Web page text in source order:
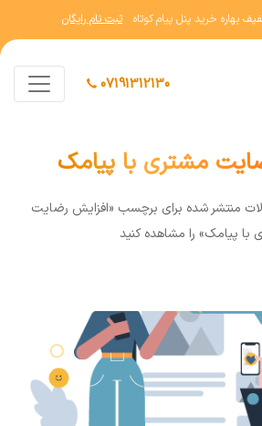
بهاره خرید پنل پیام کوتاه ثبت نام رایگان
07191312130
مشتری با پیامک
منتشر شده برای برچسب «افزایش رضایت
با پیامک» را مشاهده کنيد